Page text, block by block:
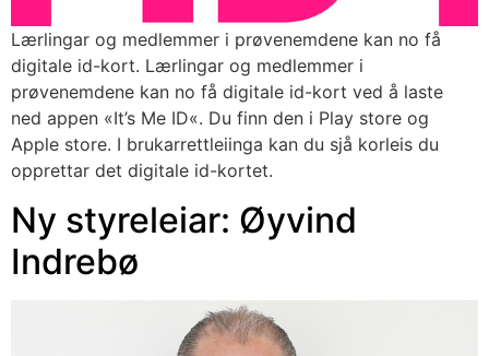
Lærlingar og medlemmer i prøvenemdene kan no få
digitale id-kort. Lærlingar og medlemmer i
prøvenemdene kan no få digitale id-kort ved å laste
ned appen «It’s Me ID«. Du finn den i Play store og
Apple store. I brukarrettleiinga kan du sjå korleis du
opprettar det digitale id-kortet.
Ny styreleiar: Øyvind
Indrebø